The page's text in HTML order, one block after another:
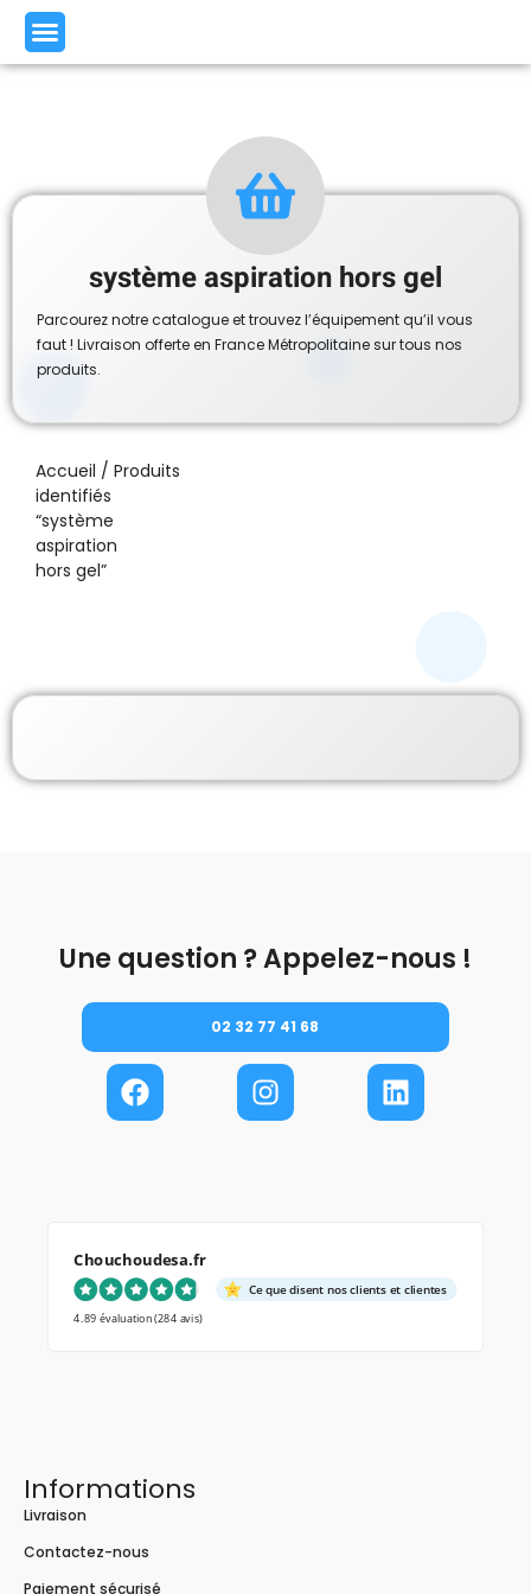
système aspiration hors gel
Parcourez notre catalogue et trouvez l’équipement qu’il vous
faut ! Livraison offerte en France Métropolitaine sur tous nos
produits.
Accueil / Produits
identifiés
“système
aspiration
hors gel”
Une question ? Appelez-nous !
02 32 77 41 68
Chouchoudesa.fr
Ce que disent nos clients et clientes
4.89 évaluation(284 avis)
Informations
Livraison
Contactez-nous
Paiement sécurisé